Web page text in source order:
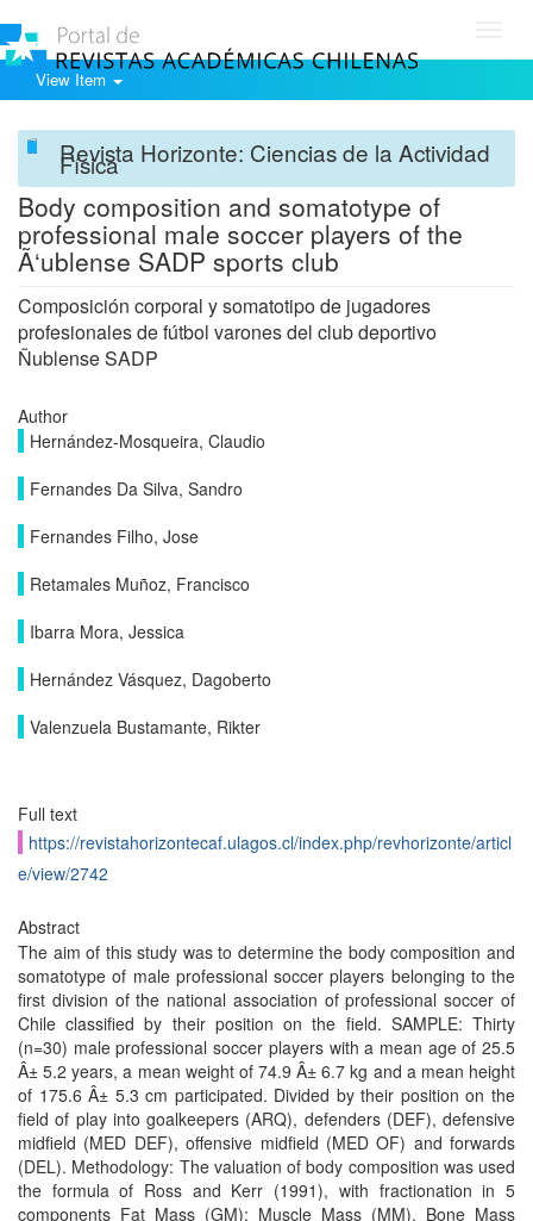
View Item
Revista Horizonte: Ciencias de la Actividad
Física
Body composition and somatotype of
professional male soccer players of the
Ã‘ublense SADP sports club
Composición corporal y somatotipo de jugadores
profesionales de fútbol varones del club deportivo
Ñublense SADP
Author
Hernández-Mosqueira, Claudio
Fernandes Da Silva, Sandro
Fernandes Filho, Jose
Retamales Muñoz, Francisco
Ibarra Mora, Jessica
Hernández Vásquez, Dagoberto
Valenzuela Bustamante, Rikter
Full text
https://revistahorizontecaf.ulagos.cl/index.php/revhorizonte/articl
e/view/2742
Abstract
The aim of this study was to determine the body composition and
somatotype of male professional soccer players belonging to the
first division of the national association of professional soccer of
Chile classified by their position on the field. SAMPLE: Thirty
(n=30) male professional soccer players with a mean age of 25.5
Â± 5.2 years, a mean weight of 74.9 Â± 6.7 kg and a mean height
of 175.6 Â± 5.3 cm participated. Divided by their position on the
field of play into goalkeepers (ARQ), defenders (DEF), defensive
midfield (MED DEF), offensive midfield (MED OF) and forwards
(DEL). Methodology: The valuation of body composition was used
the formula of Ross and Kerr (1991), with fractionation in 5
components Fat Mass (GM); Muscle Mass (MM), Bone Mass